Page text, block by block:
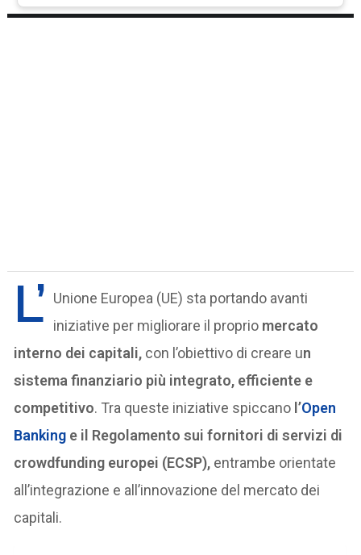
L’ Unione Europea (UE) sta portando avanti
iniziative per migliorare il proprio mercato
interno dei capitali, con l’obiettivo di creare un
sistema finanziario più integrato, efficiente e
competitivo. Tra queste iniziative spiccano l’Open
Banking e il Regolamento sui fornitori di servizi di
crowdfunding europei (ECSP), entrambe orientate
all’integrazione e all’innovazione del mercato dei
capitali.